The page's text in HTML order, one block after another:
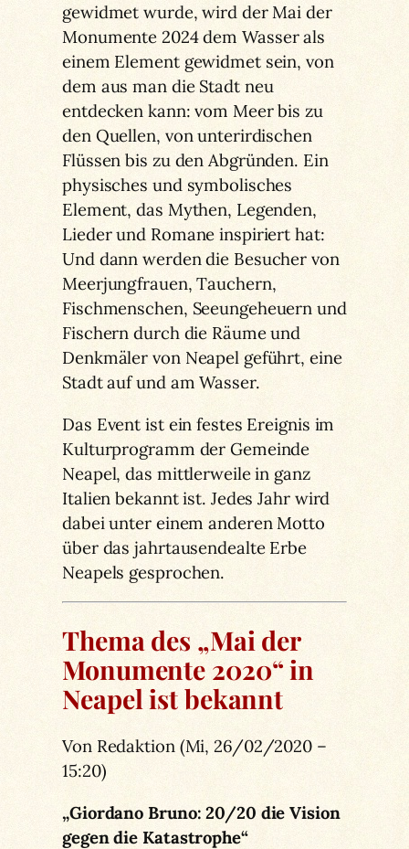
gewidmet wurde, wird der Mai der
Monumente 2024 dem Wasser als
einem Element gewidmet sein, von
dem aus man die Stadt neu
entdecken kann: vom Meer bis zu
den Quellen, von unterirdischen
Flüssen bis zu den Abgründen. Ein
physisches und symbolisches
Element, das Mythen, Legenden,
Lieder und Romane inspiriert hat:
Und dann werden die Besucher von
Meerjungfrauen, Tauchern,
Fischmenschen, Seeungeheuern und
Fischern durch die Räume und
Denkmäler von Neapel geführt, eine
Stadt auf und am Wasser.
Das Event ist ein festes Ereignis im
Kulturprogramm der Gemeinde
Neapel, das mittlerweile in ganz
Italien bekannt ist. Jedes Jahr wird
dabei unter einem anderen Motto
über das jahrtausendealte Erbe
Neapels gesprochen.
Thema des „Mai der
Monumente 2020“ in
Neapel ist bekannt
Von Redaktion (Mi, 26/02/2020 –
15:20)
„Giordano Bruno: 20/20 die Vision
gegen die Katastrophe“